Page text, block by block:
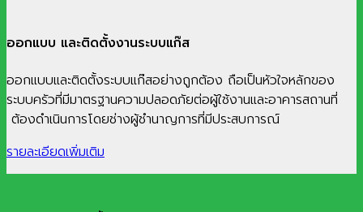
ออกแบบ และติดตั้งงานระบบแก๊ส
ออกแบบและติดตั้งระบบแก๊สอย่างถูกต้อง ถือเป็นหัวใจหลักของ
ระบบครัวที่มีมาตรฐานความปลอดภัยต่อผู้ใช้งานและอาคารสถานที่
ต้องดำเนินการโดยช่างผู้ชำนาญการที่มีประสบการณ์
รายละเอียดเพิ่มเติม